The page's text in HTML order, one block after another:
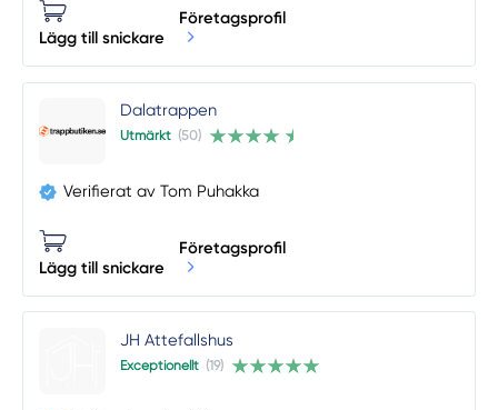
Lägg till snickare
Företagsprofil
Dalatrappen
Utmärkt (50)
Verifierat av Tom Puhakka
Lägg till snickare
Företagsprofil
JH Attefallshus
Exceptionellt (19)